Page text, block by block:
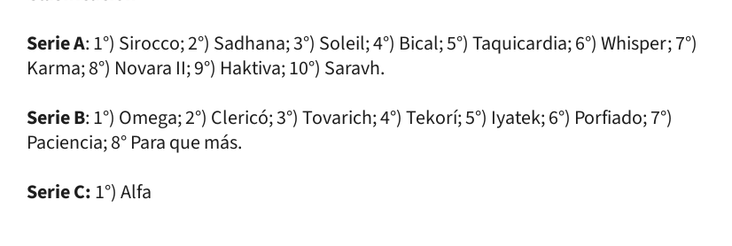
Serie A: 1°) Sirocco; 2°) Sadhana; 3°) Soleil; 4°) Bical; 5°) Taquicardia; 6°) Whisper; 7°)
Karma; 8°) Novara II; 9°) Haktiva; 10°) Saravh.
Serie B: 1°) Omega; 2°) Clericó; 3°) Tovarich; 4°) Tekorí; 5°) Iyatek; 6°) Porfiado; 7°)
Paciencia; 8° Para que más.
Serie C:1°) Alfa